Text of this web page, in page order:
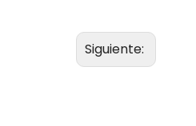
Siguiente: